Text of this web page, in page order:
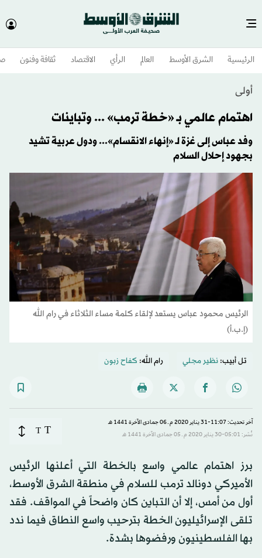
الرئيسية الشرق الأوسط​ العالم الرأي الاقتصاد ثقافة وفنون
أولى
اهتمام عالمي بـ «خطة ترمب» ... وتباينات
وفد عباس إلى غزة لـ «إنهاء الانقسام»... ودول عربية تشيد
بجهود إحلال السلام
الرئيس محمود عباس يستعد لإلقاء كلمة مساء الثلاثاء في رام الله
(إ.ب.أ)
تل أبيب:نظير مجلي رام الله: كفاح زبون
آخر تحديث: 11:07-31 يناير 2020 م ـ 06 جمادى الآخرة 1441 هـ
نُشر: 05:01-30 يناير 2020 م ـ 05 جمادى الآخرة 1441 هـ
T
T
برز اهتمام عالمي واسع بالخطة التي أعلنها الرئيس
الأميركي دونالد ترمب للسلام في منطقة الشرق الأوسط،
أول من أمس، إلا أن التباين كان واضحاً في المواقف. فقد
تلقى الإسرائيليون الخطة بترحيب واسع النطاق فيما ندد
بها الفلسطينيون ورفضوها بشدة.